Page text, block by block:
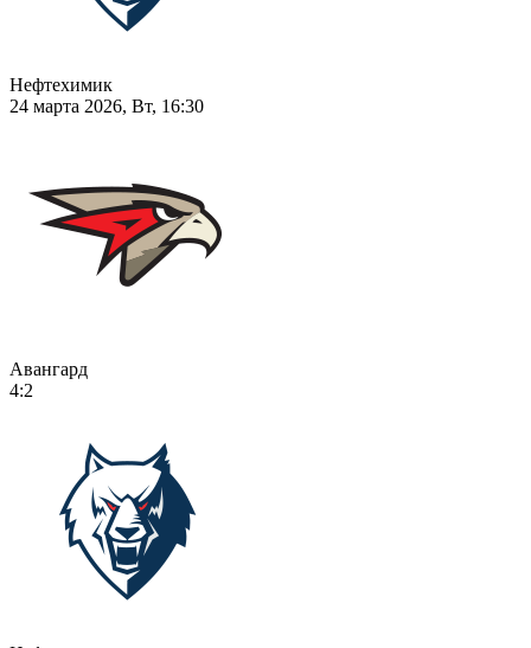
Нефтехимик
24 марта 2026, Вт, 16:30
Авангард
4:2